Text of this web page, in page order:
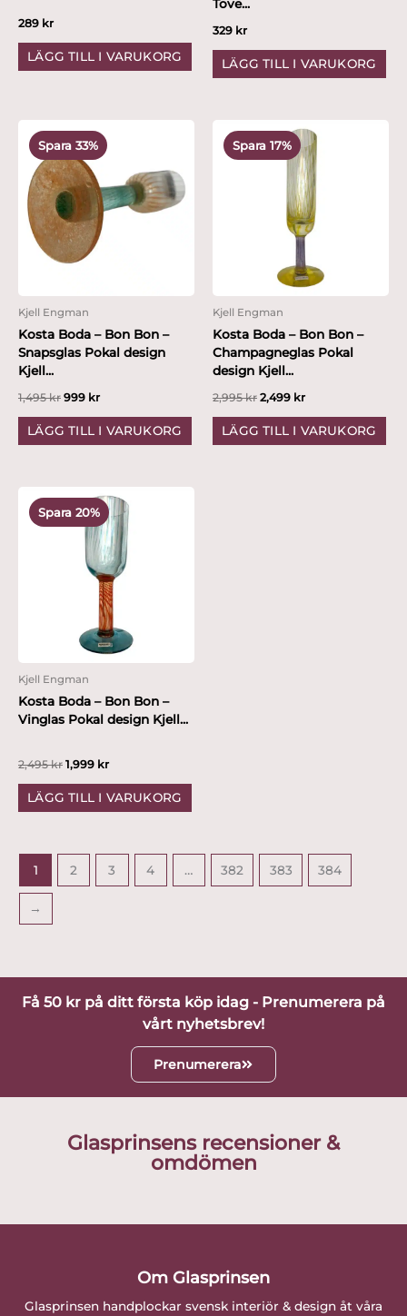
289 kr
LÄGG TILL I VARUKORG
Tove...
329 kr
LÄGG TILL I VARUKORG
Spara 33%
Kjell Engman
Kosta Boda – Bon Bon –
Snapsglas Pokal design
Kjell...
1,495kr
ursprungliga
var:
1,495 kr.
999 kr
nuvarande
priset
999 kr.
LÄGG TILL I VARUKORG
Spara 17%
Kjell Engman
Kosta Boda – Bon Bon –
Champagneglas Pokal
design Kjell...
2,995kr
ursprungliga
2,995 kr.
2,499 kr
Det
nuvarande
priset
är:
2,499 kr.
LÄGG TILL I VARUKORG
Spara 20%
Kjell Engman
Kosta Boda – Bon Bon –
Vinglas Pokal design Kjell...
2,495kr
ursprungliga
2,495 kr.
1,999 kr
Det
nuvarande
priset
är:
1,999 kr.
LÄGG TILL I VARUKORG
1 2 3 4 … 382 383 384
→
Få 50 kr på ditt första köp idag - Prenumerera på
vårt nyhetsbrev!
Prenumerera
Glasprinsens recensioner &
omdömen
Om Glasprinsen
Glasprinsen handplockar svensk interiör & design åt våra